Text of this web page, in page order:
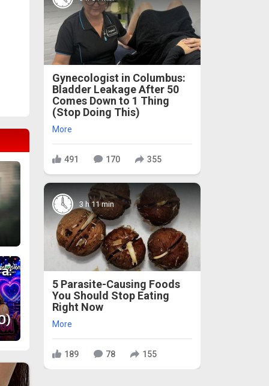
Gynecologist in Columbus:
Bladder Leakage After 50
Comes Down to 1 Thing
(Stop Doing This)
More
491 170 355
3 h 11 min
5 Parasite-Causing Foods
You Should Stop Eating
Right Now
More
189 78 155